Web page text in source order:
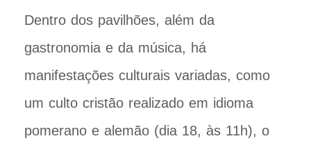
Dentro dos pavilhões, além da
gastronomia e da música, há
manifestações culturais variadas, como
um culto cristão realizado em idioma
pomerano e alemão (dia 18, às 11h), o